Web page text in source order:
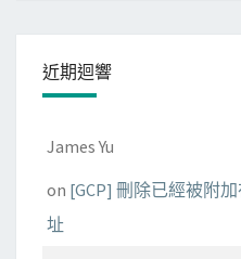
近期迴響
James Yu
on [GCP] 刪除已經被附
址